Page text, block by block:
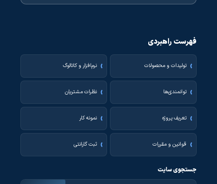
فهرست راهبردی
تولیدات و محصولات نرم‌افزار و کاتالوگ
توانمندی‌ها نظرات مشتریان
تعریف پروژه نمونه کار
قوانین و مقررات ثبت گارانتی
جستجوی سایت